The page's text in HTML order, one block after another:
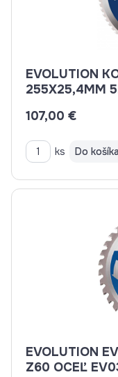
EVOLUTION
107,00 €
ks Do košíka
EVOLUTION
Z60